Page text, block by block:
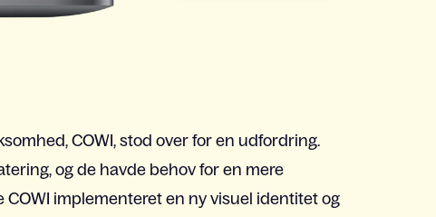
COWI, stod over for en udfordring.
og de havde behov for en mere
implementeret en ny visuel identitet og